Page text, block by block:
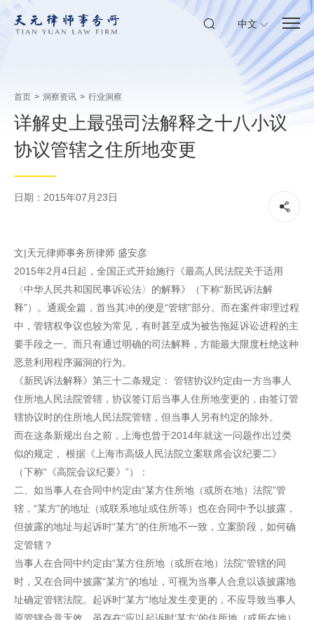
中文
首页 > 洞察资讯 > 行业洞察
详解史上最强司法解释之十八小议
协议管辖之住所地变更
日期：2015年07月23日
文|天元律师事务所律师 盛安彦
2015年2月4日起，全国正式开始施行《最高人民法院关于适用
〈中华人民共和国民事诉讼法〉的解释》（下称“新民诉法解
释”）。通观全篇，首当其冲的便是“管辖”部分。而在案件审理过程
中，管辖权争议也较为常见，有时甚至成为被告拖延诉讼进程的主
要手段之一。而只有通过明确的司法解释，方能最大限度杜绝这种
恶意利用程序漏洞的行为。
《新民诉法解释》第三十二条规定： 管辖协议约定由一方当事人
住所地人民法院管辖，协议签订后当事人住所地变更的，由签订管
辖协议时的住所地人民法院管辖，但当事人另有约定的除外。
而在这条新规出台之前，上海也曾于2014年就这一问题作出过类
似的规定， 根据《上海市高级人民法院立案联席会议纪要二》
（下称“《高院会议纪要》”）：
二、如当事人在合同中约定由“某方住所地（或所在地）法院”管
辖，“某方”的地址（或联系地址或住所等）也在合同中予以披露，
但披露的地址与起诉时“某方”的住所地不一致，立案阶段，如何确
定管辖？
当事人在合同中约定由“某方住所地（或所在地）法院”管辖的同
时，又在合同中披露“某方”的地址，可视为当事人合意以该披露地
址确定管辖法院。起诉时“某方”地址发生变更的，不应导致当事人